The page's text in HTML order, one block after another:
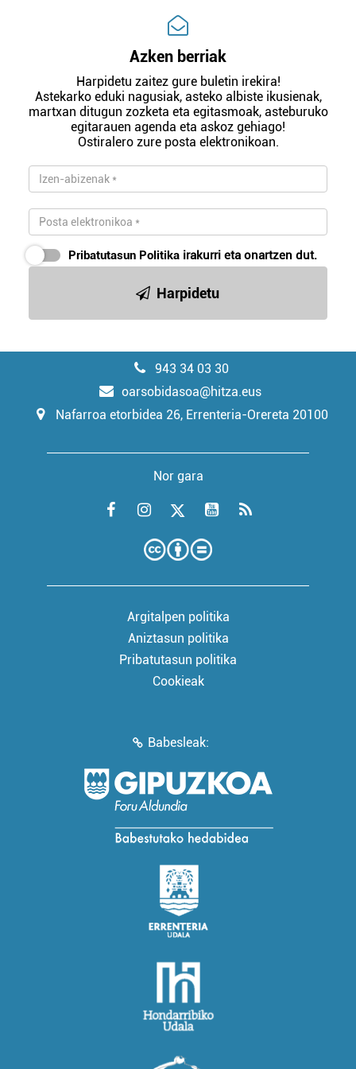
Azken berriak
Harpidetu zaitez gure buletin irekira!
Astekarko eduki nagusiak, asteko albiste ikusienak,
martxan ditugun zozketa eta egitasmoak, asteburuko
egitarauen agenda eta askoz gehiago!
Ostiralero zure posta elektronikoan.
Pribatutasun Politika irakurri eta onartzen dut.
Harpidetu
943 34 03 30
oarsobidasoa@hitza.eus
Nafarroa etorbidea 26, Errenteria-Orereta 20100
Nor gara
Argitalpen politika
Aniztasun politika
Pribatutasun politika
Cookieak
Babesleak: